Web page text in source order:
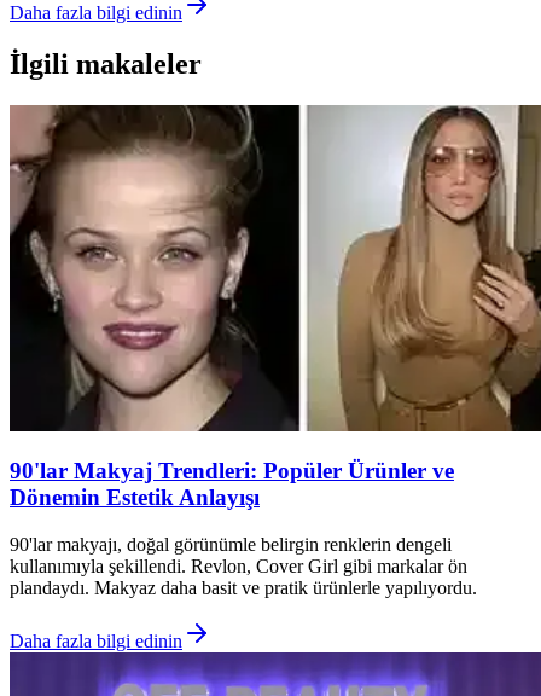
Daha fazla bilgi edinin
İlgili makaleler
90'lar Makyaj Trendleri: Popüler Ürünler ve
Dönemin Estetik Anlayışı
90'lar makyajı, doğal görünümle belirgin renklerin dengeli
kullanımıyla şekillendi. Revlon, Cover Girl gibi markalar ön
plandaydı. Makyaz daha basit ve pratik ürünlerle yapılıyordu.
Daha fazla bilgi edinin